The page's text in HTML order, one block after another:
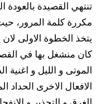
تنتهي القصيدة بالعودة
مكررة كلمة المرور،
يتخذ الخطوة الاولى
كان منشغل بها في
الموتى و الليل و اغنية
الافعال الاخرى الحداد